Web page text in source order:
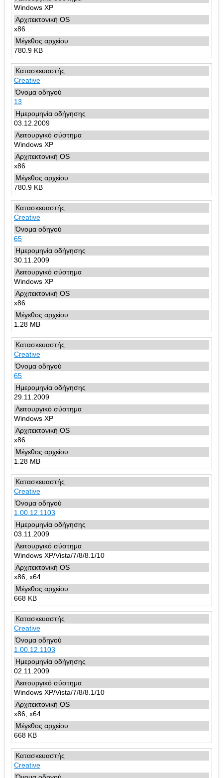
Windows XP
x86
780.9 KB
Creative
13
03.12.2009
Windows XP
x86
780.9 KB
Creative
65
30.11.2009
Windows XP
x86
1.28 MB
Creative
65
29.11.2009
Windows XP
x86
1.28 MB
Creative
1.00.12.1103
03.11.2009
Windows XP/Vista/7/8/8.1/10
x86, x64
668 KB
Creative
1.00.12.1103
02.11.2009
Windows XP/Vista/7/8/8.1/10
x86, x64
668 KB
Creative